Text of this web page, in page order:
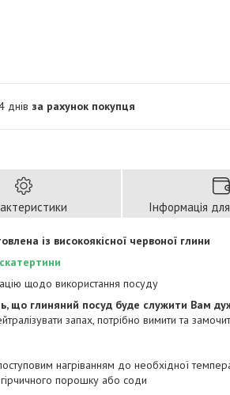
днів за рахунок покупця
Інформація
із високоякісної червоної глини
щодо використання посуду
що глиняний посуд буде служити Вам
запах, потрібно вимити та
нагріванням до необхідної
порошку або соди